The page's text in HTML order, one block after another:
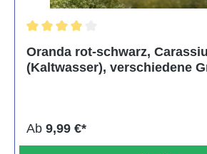
Oranda rot-schwarz,
(Kaltwasser), verschiedene
Ab 9,99 €*